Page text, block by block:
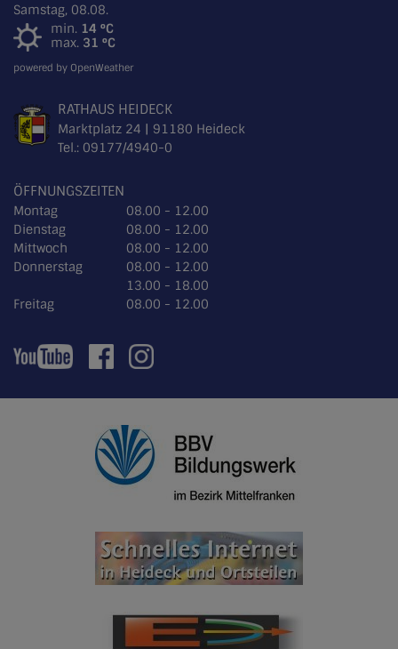
Samstag, 08.08.
min. 14 °C
max. 31 °C
powered by OpenWeather
RATHAUS HEIDECK
Marktplatz 24 | 91180 Heideck
Tel.: 09177/4940-0
ÖFFNUNGSZEITEN
Montag
08.00 - 12.00
Dienstag
08.00 - 12.00
Mittwoch
08.00 - 12.00
Donnerstag
08.00 - 12.00
13.00 - 18.00
Freitag
08.00 - 12.00